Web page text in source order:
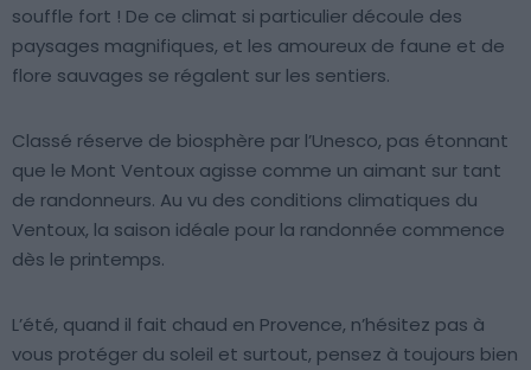
souffle fort ! De ce climat si particulier découle des
paysages magnifiques, et les amoureux de faune et de
flore sauvages se régalent sur les sentiers.
Classé réserve de biosphère par l’Unesco, pas étonnant
que le Mont Ventoux agisse comme un aimant sur tant
de randonneurs. Au vu des conditions climatiques du
Ventoux, la saison idéale pour la randonnée commence
dès le printemps.
L’été, quand il fait chaud en Provence, n’hésitez pas à
vous protéger du soleil et surtout, pensez à toujours bien